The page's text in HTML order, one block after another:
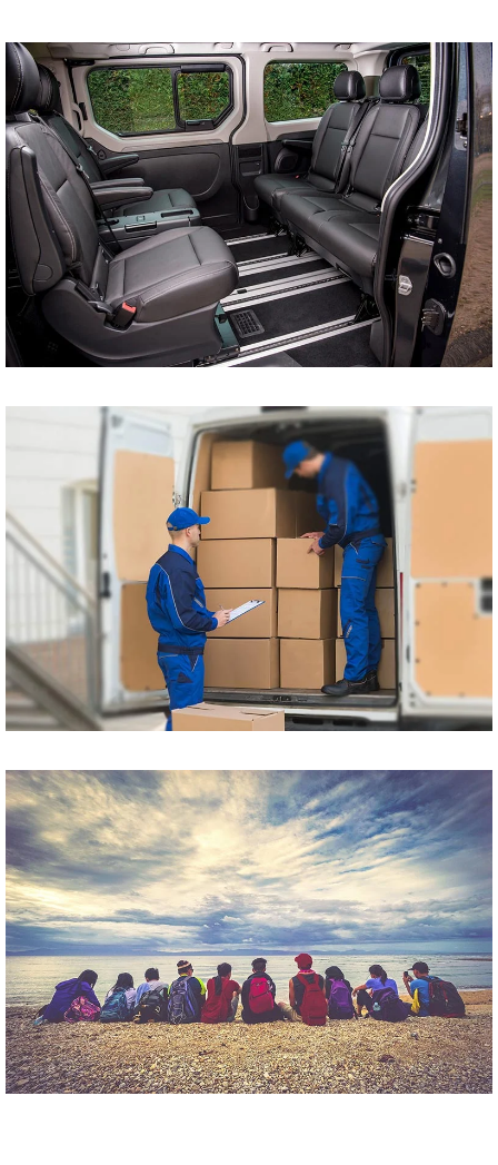
Koszalina Bydgoszczy
Kołobrzegu Piły
Chojnic Tucholi
Więcborka Nakła nad
Notecią Białogardu
Gryfic Sępólna
Krajeńskiego
Człuchowa Szczecinka
Barwic Świdnicy
Trzcianki Złotowa
Czarnkowa Chodzieży
Wałcza z pod adresu
drzwi do drzwi
Przewóz osób
Przewóz paczek